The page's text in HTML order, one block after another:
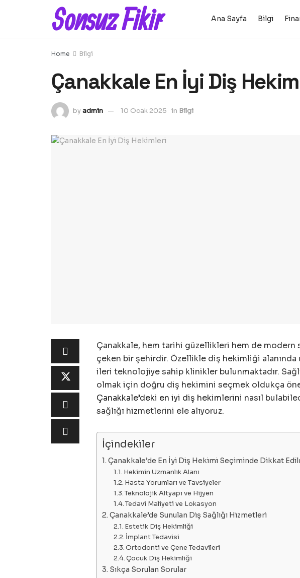
Sonsuz Fikir Ana Sayfa Bilgi
Home Bilgi
Çanakkale En İyi Diş
byadmin 10 Ocak 2025 in Bilgi
Çanakkale, hem tarihi güzellikleri hem de modern
çeken bir şehirdir. Özellikle diş hekimliği alanında
ileri teknolojiye sahip klinikler bulunmaktadır.
olmak için doğru diş hekimini seçmek oldukça
Çanakkale’deki en iyi diş hekimlerini nasıl
sağlığı hizmetlerini ele alıyoruz.
İçindekiler
Çanakkale’de En İyi Diş Hekimi Seçiminde Dikkat
Hekimin Uzmanlık Alanı
Hasta Yorumları ve Tavsiyeler
Teknolojik Altyapı ve Hijyen
Tedavi Maliyeti ve Lokasyon
Çanakkale’de Sunulan Diş Sağlığı Hizmetleri
Estetik Diş Hekimliği
İmplant Tedavisi
Ortodonti ve Çene Tedavileri
Çocuk Diş Hekimliği
Sıkça Sorulan Sorular